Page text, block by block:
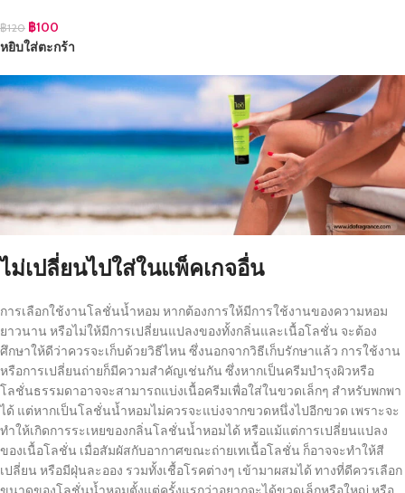
฿120 ฿100
หยิบใส่ตะกร้า
ไม่เปลี่ยนไปใส่ในแพ็คเกจอื่น
การเลือกใช้งานโลชั่นน้ำหอม หากต้องการให้มีการใช้งานของความหอม
ยาวนาน หรือไม่ให้มีการเปลี่ยนแปลงของทั้งกลิ่นและเนื้อโลชั่น จะต้อง
ศึกษาให้ดีว่าควรจะเก็บด้วยวิธีไหน ซึ่งนอกจากวิธีเก็บรักษาแล้ว การใช้งาน
หรือการเปลี่ยนถ่ายก็มีความสำคัญเช่นกัน ซึ่งหากเป็นครีมบำรุงผิวหรือ
โลชั่นธรรมดาอาจจะสามารถแบ่งเนื้อครีมเพื่อใส่ในขวดเล็กๆ สำหรับพกพา
ได้ แต่หากเป็นโลชั่นน้ำหอมไม่ควรจะแบ่งจากขวดหนึ่งไปอีกขวด เพราะจะ
ทำให้เกิดการระเหยของกลิ่นโลชั่นน้ำหอมได้ หรือแม้แต่การเปลี่ยนแปลง
ของเนื้อโลชั่น เมื่อสัมผัสกับอากาศขณะถ่ายเทเนื้อโลชั่น ก็อาจจะทำให้สี
เปลี่ยน หรือมีฝุ่นละออง รวมทั้งเชื้อโรคต่างๆ เข้ามาผสมได้ ทางที่ดีควรเลือก